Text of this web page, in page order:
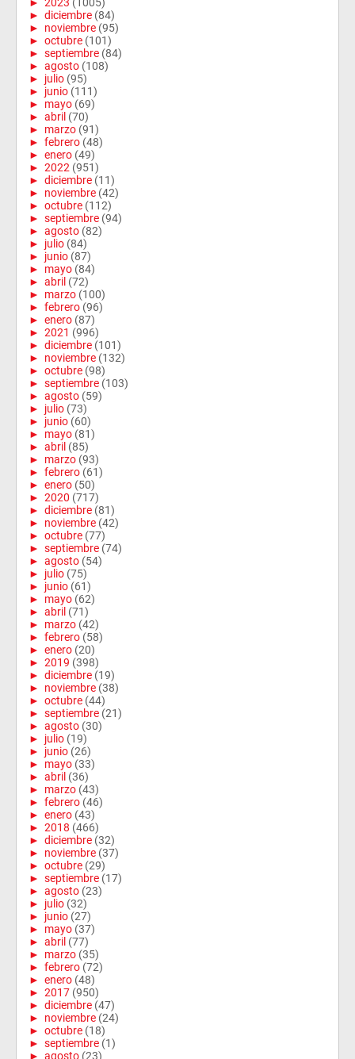
► diciembre (84)
► noviembre (95)
► octubre (101)
► septiembre (84)
► agosto (108)
► julio (95)
► junio (111)
► mayo (69)
► abril (70)
► marzo (91)
► febrero (48)
► enero (49)
► 2022 (951)
► diciembre (11)
► noviembre (42)
► octubre (112)
► septiembre (94)
► agosto (82)
► julio (84)
► junio (87)
► mayo (84)
► abril (72)
► marzo (100)
► febrero (96)
► enero (87)
► 2021 (996)
► diciembre (101)
► noviembre (132)
► octubre (98)
► septiembre (103)
► agosto (59)
► julio (73)
► junio (60)
► mayo (81)
► abril (85)
► marzo (93)
► febrero (61)
► enero (50)
► 2020 (717)
► diciembre (81)
► noviembre (42)
► octubre (77)
► septiembre (74)
► agosto (54)
► julio (75)
► junio (61)
► mayo (62)
► abril (71)
► marzo (42)
► febrero (58)
► enero (20)
► 2019 (398)
► diciembre (19)
► noviembre (38)
► octubre (44)
► septiembre (21)
► agosto (30)
► julio (19)
► junio (26)
► mayo (33)
► abril (36)
► marzo (43)
► febrero (46)
► enero (43)
► 2018 (466)
► diciembre (32)
► noviembre (37)
► octubre (29)
► septiembre (17)
► agosto (23)
► julio (32)
► junio (27)
► mayo (37)
► abril (77)
► marzo (35)
► febrero (72)
► enero (48)
► 2017 (950)
► diciembre (47)
► noviembre (24)
► octubre (18)
► septiembre (1)
► agosto (23)